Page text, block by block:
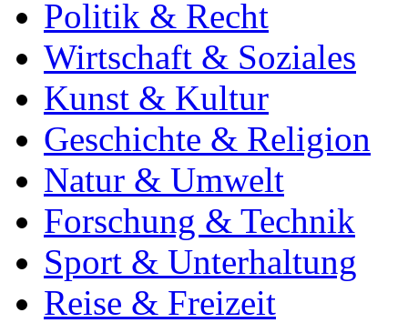
Politik & Recht
Wirtschaft & Soziales
Kunst & Kultur
Geschichte & Religion
Natur & Umwelt
Forschung & Technik
Sport & Unterhaltung
Reise & Freizeit